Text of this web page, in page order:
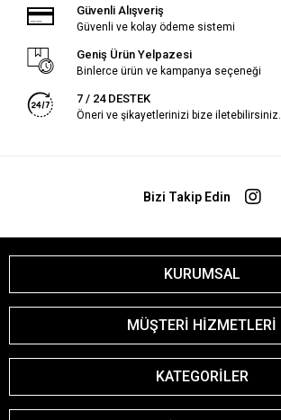
Güvenli Alışveriş
Güvenli ve kolay ödeme sistemi
Geniş Ürün Yelpazesi
Binlerce ürün ve kampanya seçeneği
7 / 24 DESTEK
Öneri ve şikayetlerinizi bize iletebilirsiniz.
Bizi Takip Edin
KURUMSAL
MÜŞTERİ HİZMETLERİ
KATEGORİLER